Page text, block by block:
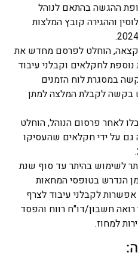
תקופת ההגשה בהתאם לנוהל
וההגירה קובץ המלצות
הוחלט לפרסם מחדש את
לחקלאים וקבלני עיבוד
במסגרת לוח הזמנים
בקשה לקבלת המלצה למתן
לאחר פרסום הנוהל, הוחלט
על ידי חקלאים שהעסיקו
לשימוש בהיתר עד סוף שנת
הנדרש בטופסי המחאות
אפשרות לקבלני עיבוד לצרף
חשבון/דו"ח רווח והפסד